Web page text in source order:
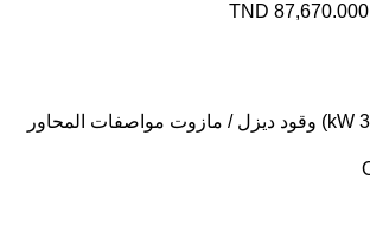
TND 87,670.000
وقود ديزل / مازوت مواصفات المحاور